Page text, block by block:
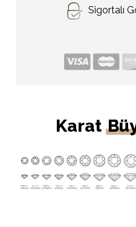
Sigortalı
Karat